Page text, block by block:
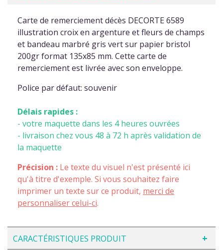
Carte de remerciement décès DECORTE 6589
illustration croix en argenture et fleurs de champs
et bandeau marbré gris vert sur papier bristol
200gr format 135x85 mm. Cette carte de
remerciement est livrée avec son enveloppe.
Police par défaut: souvenir
Délais rapides :
- votre maquette dans les 4 heures ouvrées
- livraison chez vous 48 à 72 h après validation de
la maquette
Précision : Le texte du visuel n'est présenté ici
qu'à titre d'exemple. Si vous souhaitez faire
imprimer un texte sur ce produit, merci de
personnaliser celui-ci.
CARACTÉRISTIQUES PRODUIT